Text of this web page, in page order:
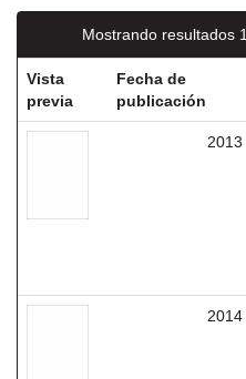
Mostrando resultados
Vista
previa
Fecha de
publicación
2013
2014